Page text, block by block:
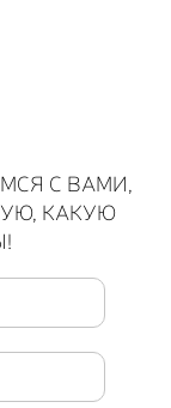
С ВАМИ,
КАКУЮ